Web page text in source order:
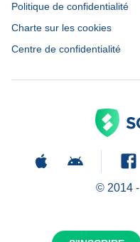
Politique de confidentialité
Charte sur les cookies
Centre de confidentialité
© 2014 -